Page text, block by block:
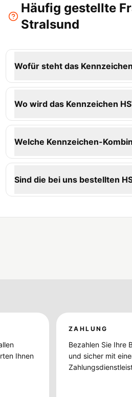
Häufig gestellte
Stralsund
Wofür steht das
Wo wird das Kennzeichen
Welche Kennzeichen-
Sind die bei uns bestellten
Ihnen
ZAHLUNG
Bezahlen Sie Ihre
und sicher mit